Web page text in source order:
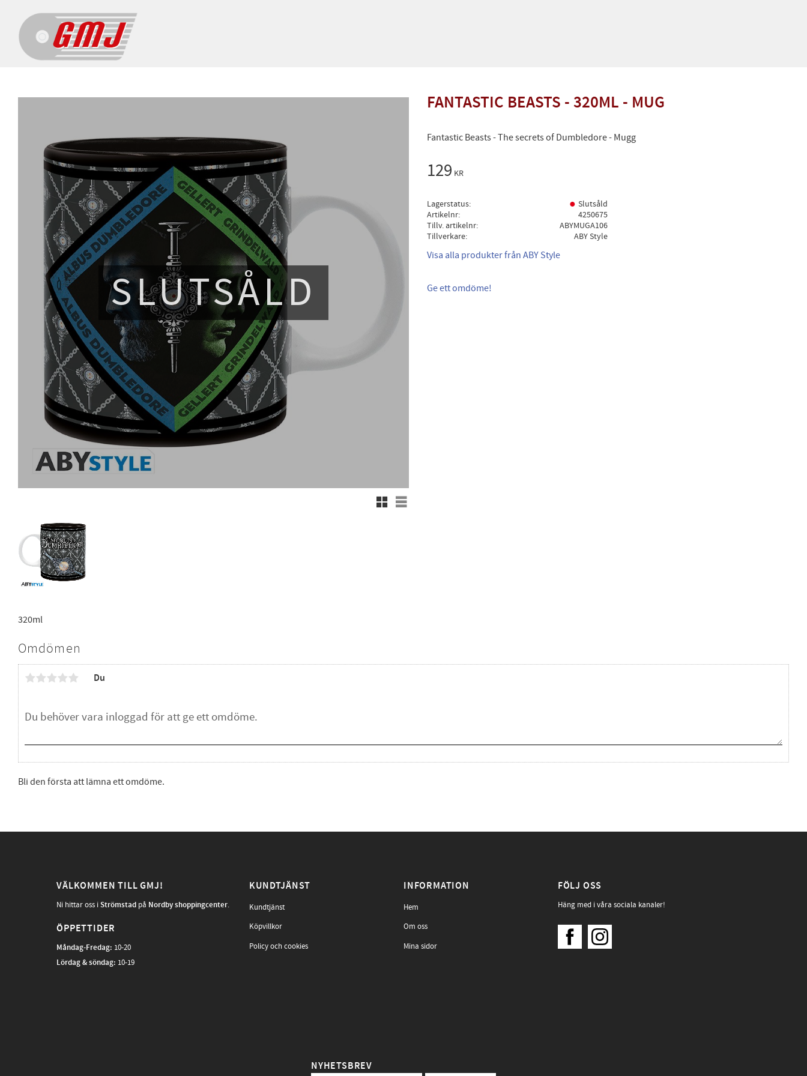
FANTASTIC BEASTS - 320ML - MUG
Fantastic Beasts - The secrets of Dumbledore - Mugg
SLUTSÅLD
Rutnätsvy
Listvy
129 KR
Lagerstatus
Slutsåld
Artikelnr
4250675
Tillv. artikelnr
ABYMUGA106
Tillverkare
ABY Style
Visa alla produkter från ABY Style
Ge ett omdöme!
320ml
Omdömen
Du
Bli den första att lämna ett omdöme.
VÄLKOMMEN TILL GMJ!
Ni hittar oss iStrömstad på Nordby shoppingcenter.
ÖPPETTIDER
Måndag-Fredag: 10-20
Lördag & söndag: 10-19
KUNDTJÄNST
Kundtjänst
Köpvillkor
Policy och cookies
INFORMATION
Hem
Om oss
Mina sidor
FÖLJ OSS
Häng med i våra sociala kanaler!
NYHETSBREV